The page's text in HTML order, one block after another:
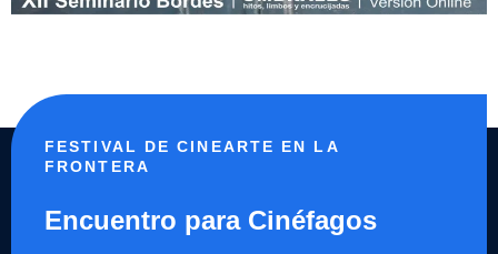
FESTIVAL DE CINEARTE EN LA
FRONTERA
Encuentro para Cinéfagos